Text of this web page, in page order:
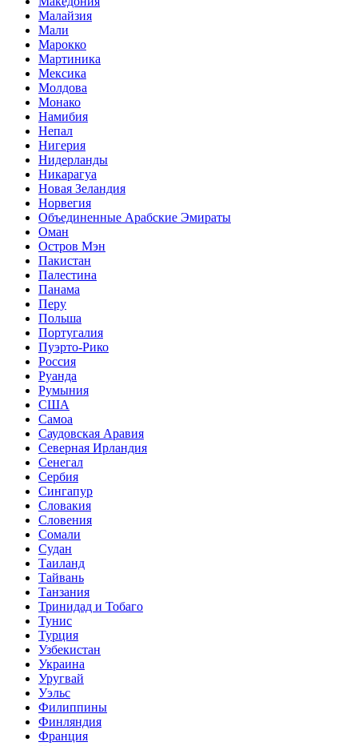
Малайзия
Мали
Марокко
Мартиника
Мексика
Молдова
Монако
Намибия
Непал
Нигерия
Нидерланды
Никарагуа
Новая Зеландия
Норвегия
Объединенные Арабские Эмираты
Оман
Остров Мэн
Пакистан
Палестина
Панама
Перу
Польша
Португалия
Пуэрто-Рико
Россия
Руанда
Румыния
США
Самоа
Саудовская Аравия
Северная Ирландия
Сенегал
Сербия
Сингапур
Словакия
Словения
Сомали
Судан
Таиланд
Тайвань
Танзания
Тринидад и Тобаго
Тунис
Турция
Узбекистан
Украина
Уругвай
Уэльс
Филиппины
Финляндия
Франция